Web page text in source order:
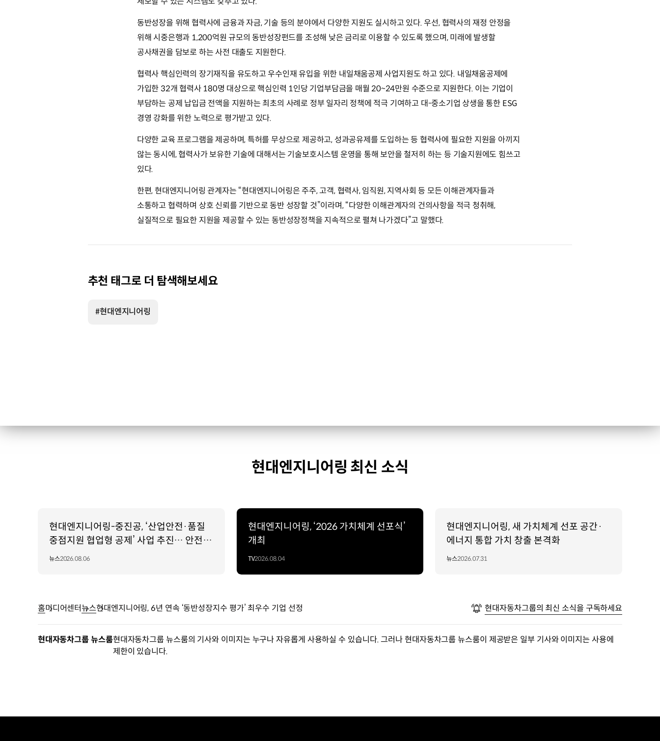
동반성장을 위해 협력사에 금융과 자금, 기술 등의 분야에서 다양한 지원도 실시하고 있다. 우선, 협력사의 재정 안정을
위해 시중은행과 1,200억원 규모의 동반성장펀드를 조성해 낮은 금리로 이용할 수 있도록 했으며, 미래에 발생할
공사채권을 담보로 하는 사전 대출도 지원한다.
협력사 핵심인력의 장기재직을 유도하고 우수인재 유입을 위한 내일채움공제 사업지원도 하고 있다. 내일채움공제에
가입한 32개 협력사 180명 대상으로 핵심인력 1인당 기업부담금을 매월 20~24만원 수준으로 지원한다. 이는 기업이
부담하는 공제 납입금 전액을 지원하는 최초의 사례로 정부 일자리 정책에 적극 기여하고 대-중소기업 상생을 통한 ESG
경영 강화를 위한 노력으로 평가받고 있다.
다양한 교육 프로그램을 제공하며, 특허를 무상으로 제공하고, 성과공유제를 도입하는 등 협력사에 필요한 지원을 아끼지
않는 동시에, 협력사가 보유한 기술에 대해서는 기술보호시스템 운영을 통해 보안을 철저히 하는 등 기술지원에도 힘쓰고
있다.
한편, 현대엔지니어링 관계자는 “현대엔지니어링은 주주, 고객, 협력사, 임직원, 지역사회 등 모든 이해관계자들과
소통하고 협력하며 상호 신뢰를 기반으로 동반 성장할 것”이라며, “다양한 이해관계자의 건의사항을 적극 청취해,
실질적으로 필요한 지원을 제공할 수 있는 동반성장정책을 지속적으로 펼쳐 나가겠다”고 말했다.
추천 태그로 더 탐색해보세요
#현대엔지니어링
현대엔지니어링 최신 소식
현대엔지니어링-중진공, ‘산업안전·품질
중점지원 협업형 공제’ 사업 추진… 안전·
품질 인재 육성 지원
뉴스2026.08.06
현대엔지니어링, ‘2026 가치체계 선포식’
개최
TV2026.08.04
현대엔지니어링, 새 가치체계 선포 공간·
에너지 통합 가치 창출 본격화
뉴스2026.07.31
홈미디어센터뉴스현대엔지니어링, 6년 연속 ‘동반성장지수 평가’ 최우수 기업 선정 현대자동차그룹의 최신 소식을 구독하세요
현대자동차그룹 뉴스룸현대자동차그룹 뉴스룸의 기사와 이미지는 누구나 자유롭게 사용하실 수 있습니다. 그러나 현대자동차그룹 뉴스룸이 제공받은 일부 기사와 이미지는 사용에
제한이 있습니다.